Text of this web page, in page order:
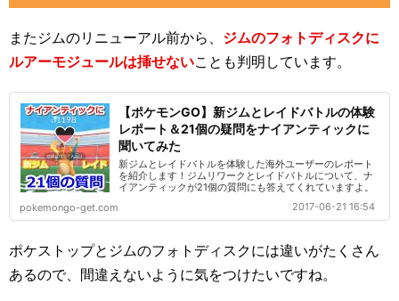
またジムのリニューアル前から、 ジムのフォトディスクに
ルアーモジュールは挿せないことも判明しています。
【ポケモンGO】新ジムとレイドバトルの体験
レポート＆21個の疑問をナイアンティックに
聞いてみた
新ジムとレイドバトルを体験した海外ユーザーのレポート
を紹介します！ジムリワークとレイドバトルについて、ナ
イアンティックが21個の質問にも答えてくれていますよ。
pokemongo-get.com
2017-06-21 16:54
ポケストップとジムのフォトディスクには違いがたくさん
あるので、間違えないように気をつけたいですね。